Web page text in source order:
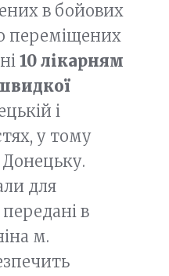
в бойових
переміщених
10 лікарням
і
у тому
Донецьку.
для
в
м.